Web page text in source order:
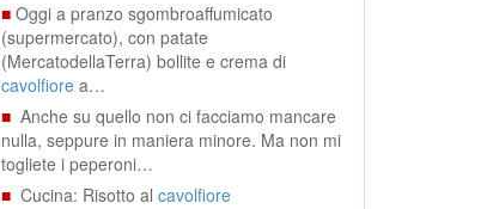
■ Oggi a pranzo sgombroaffumicato
(supermercato), con patate
(MercatodellaTerra) bollite e crema di
cavolfiore a…
■ Anche su quello non ci facciamo mancare
nulla, seppure in maniera minore. Ma non mi
togliete i peperoni…
■ Cucina: Risotto al cavolfiore